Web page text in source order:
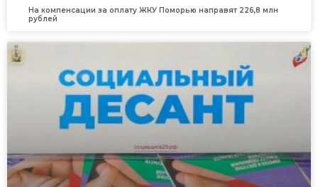
На компенсации за оплату ЖКУ Поморью направят 226,8 млн
рублей